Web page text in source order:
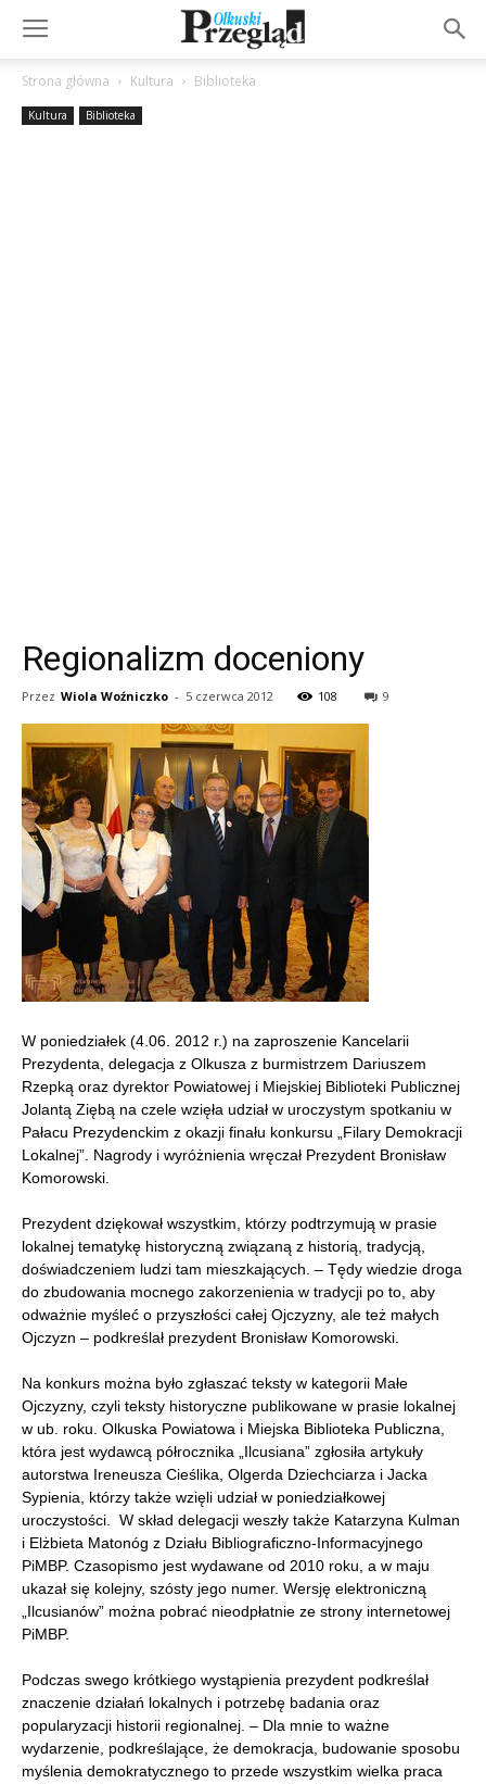
Strona główna Kultura Biblioteka
Kultura Biblioteka
Regionalizm doceniony
Przez Wiola Woźniczko - 5 czerwca 2012 108 9
W poniedziałek (4.06. 2012 r.) na zaproszenie Kancelarii
Prezydenta, delegacja z Olkusza z burmistrzem Dariuszem
Rzepką oraz dyrektor Powiatowej i Miejskiej Biblioteki Publicznej
Jolantą Ziębą na czele wzięła udział w uroczystym spotkaniu w
Pałacu Prezydenckim z okazji finału konkursu „Filary Demokracji
Lokalnej”. Nagrody i wyróżnienia wręczał Prezydent Bronisław
Komorowski.
Prezydent dziękował wszystkim, którzy podtrzymują w prasie
lokalnej tematykę historyczną związaną z historią, tradycją,
doświadczeniem ludzi tam mieszkających. – Tędy wiedzie droga
do zbudowania mocnego zakorzenienia w tradycji po to, aby
odważnie myśleć o przyszłości całej Ojczyzny, ale też małych
Ojczyzn – podkreślał prezydent Bronisław Komorowski.
Na konkurs można było zgłaszać teksty w kategorii Małe
Ojczyzny, czyli teksty historyczne publikowane w prasie lokalnej
w ub. roku. Olkuska Powiatowa i Miejska Biblioteka Publiczna,
która jest wydawcą półrocznika „Ilcusiana” zgłosiła artykuły
autorstwa Ireneusza Cieślika, Olgerda Dziechciarza i Jacka
Sypienia, którzy także wzięli udział w poniedziałkowej
uroczystości. W skład delegacji weszły także Katarzyna Kulman
i Elżbieta Matonóg z Działu Bibliograficzno-Informacyjnego
PiMBP. Czasopismo jest wydawane od 2010 roku, a w maju
ukazał się kolejny, szósty jego numer. Wersję elektroniczną
„Ilcusianów” można pobrać nieodpłatnie ze strony internetowej
PiMBP.
Podczas swego krótkiego wystąpienia prezydent podkreślał
znaczenie działań lokalnych i potrzebę badania oraz
popularyzacji historii regionalnej. – Dla mnie to ważne
wydarzenie, podkreślające, że demokracja, budowanie sposobu
myślenia demokratycznego to przede wszystkim wielka praca